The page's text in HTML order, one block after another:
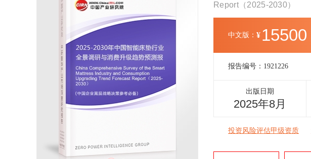
Report（2025-2030）
中文版： ¥ 15500
报告编号： 1921226
出版日期
2025年8月
投资风险评估甲级资质
27年研究经验，深度洞察行业驱动力
多元化、高学历的实战型精英团队
微信扫一扫，立即订购报告